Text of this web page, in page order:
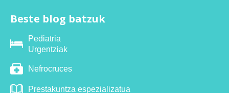
Beste blog batzuk
Pediatria
Urgentziak
Nefrocruces
Prestakuntza espezializatua